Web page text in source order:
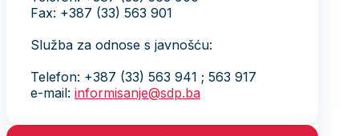
Fax: +387 (33) 563 901
Služba za odnose s javnošću:
Telefon: +387 (33) 563 941 ; 563 917
e-mail: informisanje@sdp.ba